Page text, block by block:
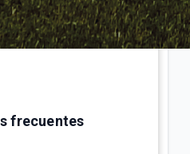
frecuentes